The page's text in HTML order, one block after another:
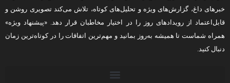
خبرهای داغ، گزارش‌های ویژه و تحلیل‌های کوتاه، تلاش می‌کند تصویری روشن و
قابل‌اعتماد از رویدادهای روز را در اختیار مخاطبان قرار دهد. «پیشنهاد ویژه»
همراه شماست تا همیشه به‌روز بمانید و مهم‌ترین اتفاقات را در کوتاه‌ترین زمان
دنبال کنید.